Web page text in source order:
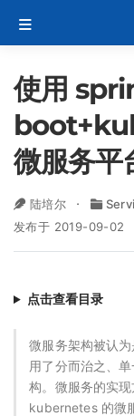
使用
微服务平
陆培尔
发布于 2019-09-02
点击查看目录
微服务架构被认
用了分而治之、
构。微服务的实
kubernetes 的微